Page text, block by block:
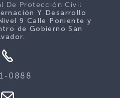
De Protección Civil
Y Desarrollo
9 Calle Poniente y
de Gobierno San
0888